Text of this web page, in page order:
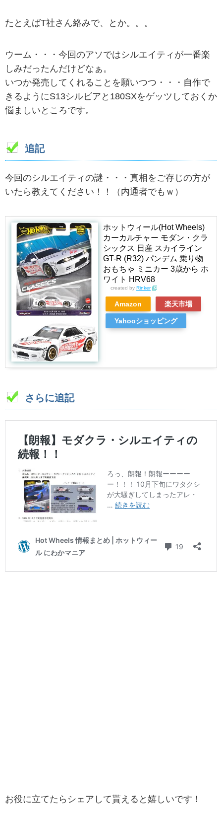
たとえばT社さん絡みで、とか。。。
ウーム・・・今回のアソではシルエイティが一番楽
しみだったんだけどなぁ。
いつか発売してくれることを願いつつ・・・自作で
きるようにS13シルビアと180SXをゲッツしておくか
悩ましいところです。
追記
今回のシルエイティの謎・・・真相をご存じの方が
いたら教えてください！！（内通者でもｗ）
ホットウィール(Hot Wheels)
カーカルチャー モダン・クラ
シックス 日産 スカイライン
GT-R (R32) パンデム 乗り物
おもちゃ ミニカー 3歳から ホ
ワイト HRV68
created by Rinker
Amazon 楽天市場
Yahooショッピング
さらに追記
お役に立てたらシェアして貰えると嬉しいです！